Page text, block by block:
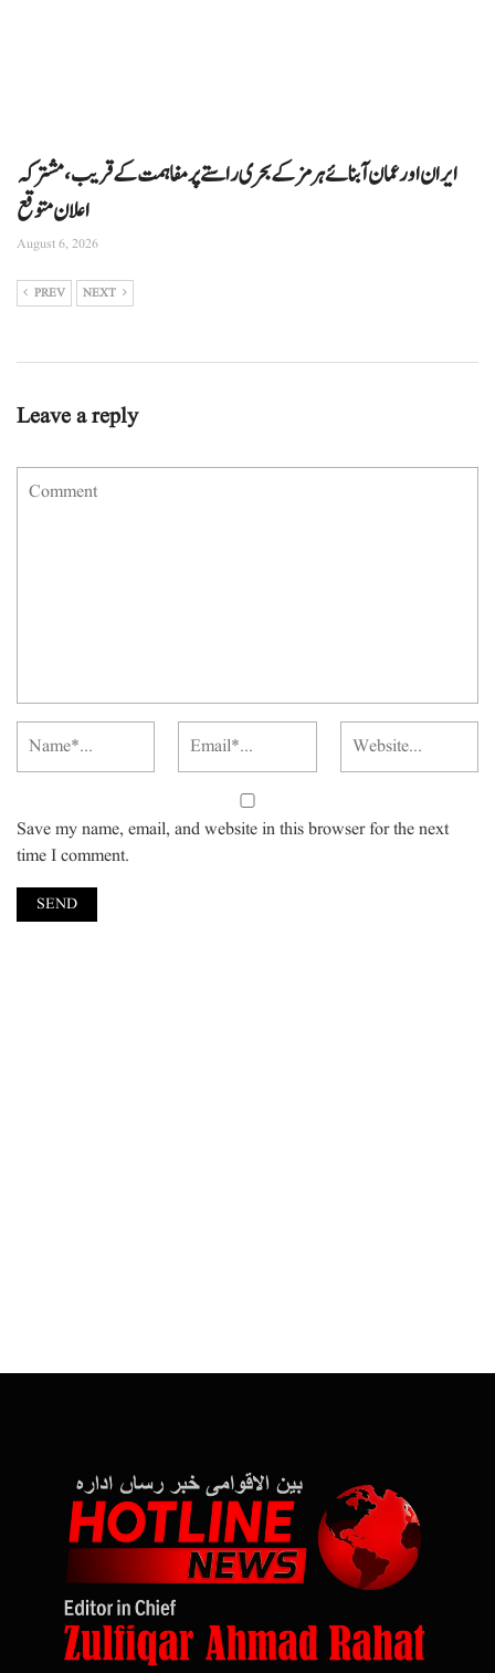
ایران اور عمان آبنائے ہرمز کے بحری راستے پر مفاہمت کے قریب، مشترکہ
اعلان متوقع
August 6, 2026
PREV NEXT
Leave a reply
Save my name, email, and website in this browser for the next
time I comment.